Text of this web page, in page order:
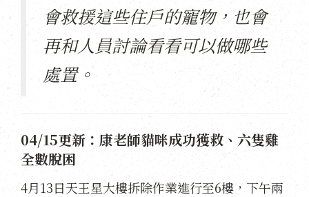
會救援這些住戶的寵物，也會
再和人員討論看看可以做哪些
處置。
04/15更新：康老師貓咪成功獲救、六隻雞
全數脫困
4月13日天王星大樓拆除作業進行至6樓，下午兩